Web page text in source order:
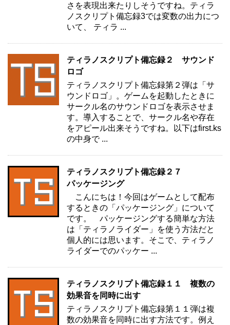
さを表現出来たりしそうですね。ティラ
ノスクリプト備忘録3では変数の出力につ
いて、 ティラ ...
ティラノスクリプト備忘録２ サウンド
ロゴ
ティラノスクリプト備忘録第２弾は「サ
ウンドロゴ」。ゲームを起動したときに
サークル名のサウンドロゴを表示させま
す。導入することで、サークル名や存在
をアピール出来そうですね。以下はfirst.ks
の中身で ...
ティラノスクリプト備忘録２７
パッケージング
こんにちは！今回はゲームとして配布
するときの「パッケージング」について
です。 パッケージングする簡単な方法
は「ティラノライダー」を使う方法だと
個人的には思います。そこで、ティラノ
ライダーでのパッケー ...
ティラノスクリプト備忘録１１ 複数の
効果音を同時に出す
ティラノスクリプト備忘録第１１弾は複
数の効果音を同時に出す方法です。例え